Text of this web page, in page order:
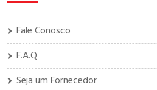
Fale Conosco
F.A.Q
Seja um Fornecedor